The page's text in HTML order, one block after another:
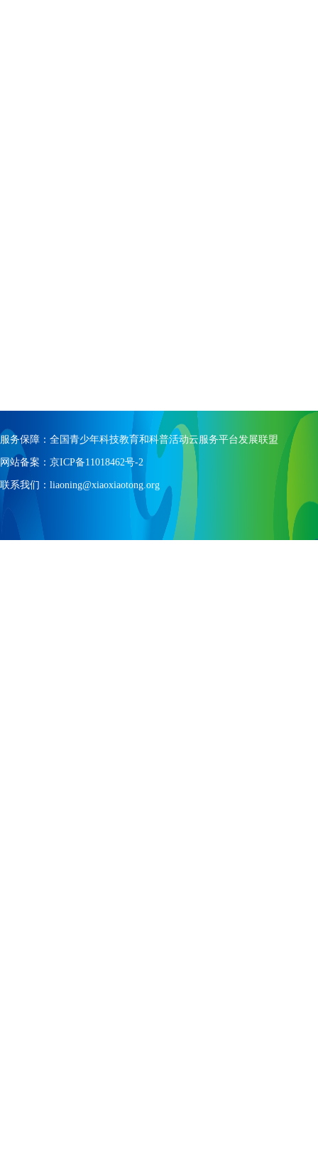
服务保障：全国青少年科技教育和科普活动云服务平台发展联盟
网站备案：京ICP备11018462号-2
联系我们：liaoning@xiaoxiaotong.org